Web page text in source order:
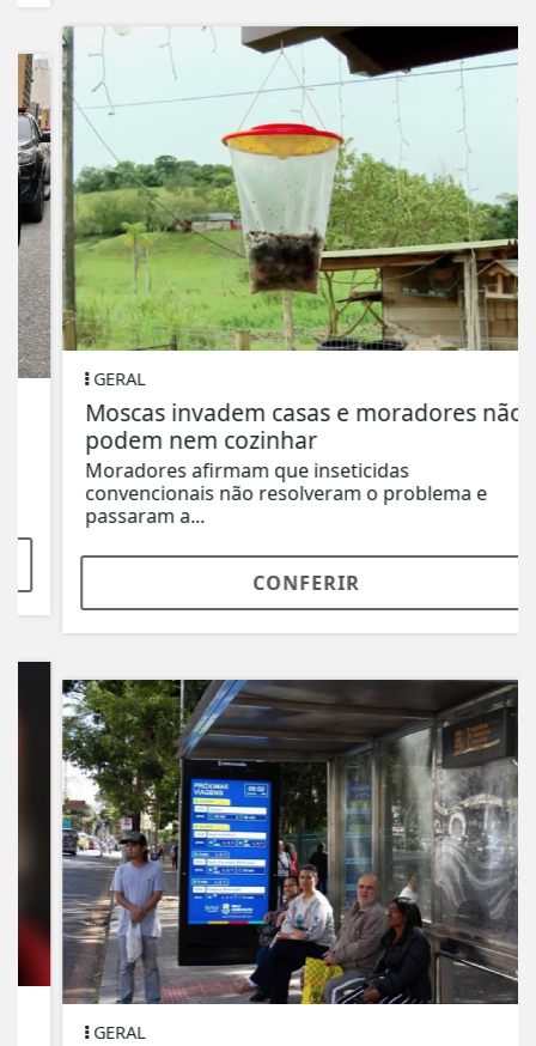
GERAL
Moscas invadem casas e moradores não
podem nem cozinhar
Moradores afirmam que inseticidas
convencionais não resolveram o problema e
passaram a...
CONFERIR
GERAL